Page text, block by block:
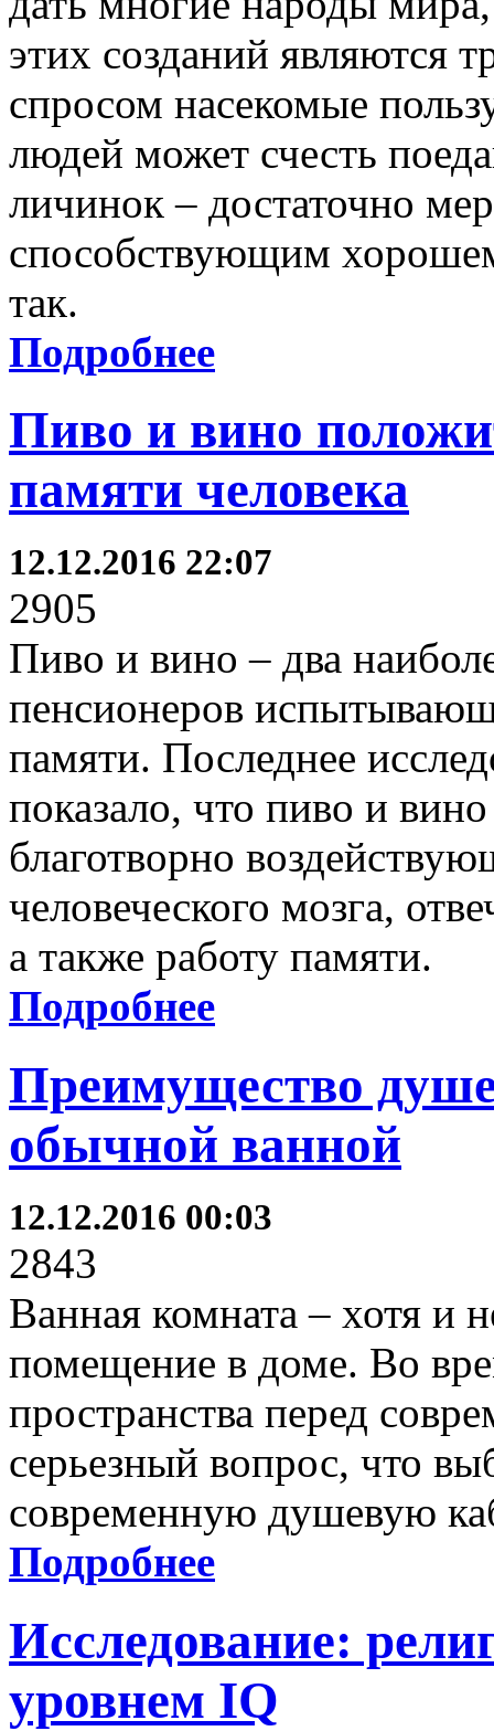
этих созданий
спросом насекомые
людей может счесть
личинок – достаточно
способствующим
так.
Подробнее
Пиво и вино
памяти человека
12.12.2016 22:07
2905
Пиво и вино – два
пенсионеров
памяти. Последнее
показало, что пиво и
благотворно
человеческого мозга,
а также работу памяти.
Подробнее
Преимущество
обычной ванной
12.12.2016 00:03
2843
Ванная комната – хотя и
помещение в доме. Во
пространства перед
серьезный вопрос, что
современную душевую
Подробнее
Исследование:
уровнем IQ